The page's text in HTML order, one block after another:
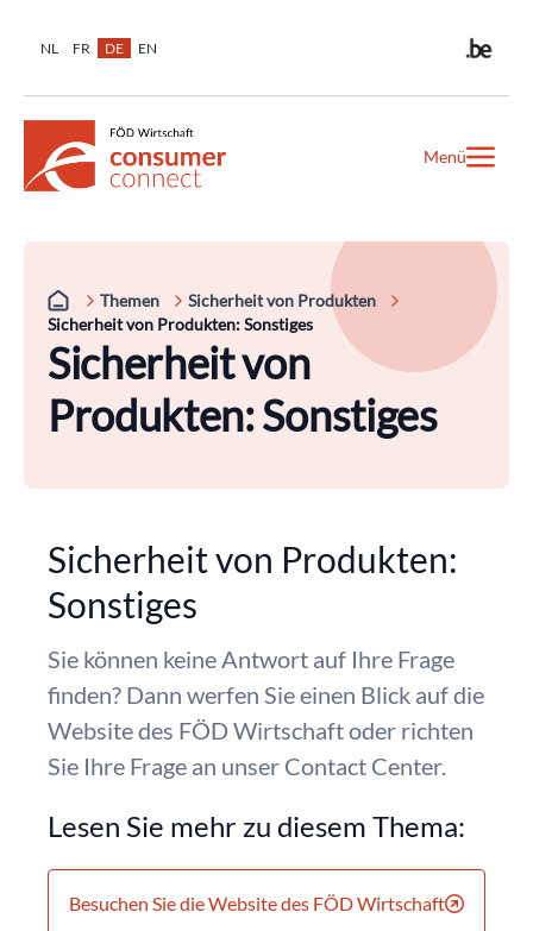
NL FR DE EN
Menü
Themen
Sicherheit von Produkten
Sicherheit von Produkten: Sonstiges
Sicherheit von
Produkten: Sonstiges
Sicherheit von Produkten:
Sonstiges
Sie können keine Antwort auf Ihre Frage
finden? Dann werfen Sie einen Blick auf die
Website des FÖD Wirtschaft oder richten
Sie Ihre Frage an unser Contact Center.
Lesen Sie mehr zu diesem Thema:
Besuchen Sie die Website des FÖD Wirtschaft